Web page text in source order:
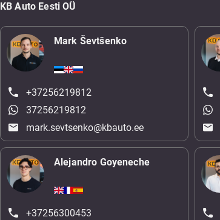
KB Auto Eesti OÜ
Mark Ševtšenko
+37256219812
37256219812
mark.sevtsenko@kbauto.ee
Alejandro Goyeneche
+37256300453